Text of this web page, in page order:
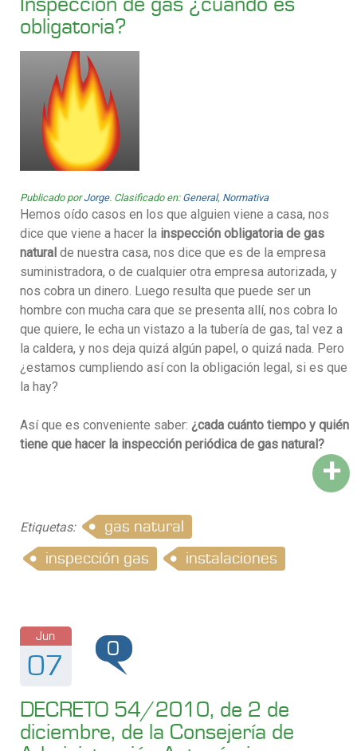
Inspección de gas ¿cuándo es
obligatoria?
Publicado porJorge. Clasificado en: General, Normativa
Hemos oído casos en los que alguien viene a casa, nos
dice que viene a hacer lainspección obligatoria de gas
natural de nuestra casa, nos dice que es de la empresa
suministradora, o de cualquier otra empresa autorizada, y
nos cobra un dinero. Luego resulta que puede ser un
hombre con mucha cara que se presenta allí, nos cobra lo
que quiere, le echa un vistazo a la tubería de gas, tal vez a
la caldera, y nos deja quizá algún papel, o quizá nada. Pero
¿estamos cumpliendo así con la obligación legal, si es que
la hay?
Así que es conveniente saber: ¿cada cuánto tiempo y quién
tiene que hacer la inspección periódica de gas natural?
+
Etiquetas:
gas natural
inspección gas
instalaciones
Jun
07
0
DECRETO 54/2010, de 2 de
diciembre, de la Consejería de